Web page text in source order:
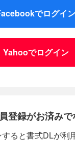
でログイン
Yahooでログイン
登録がお済み
ると書式DLが利